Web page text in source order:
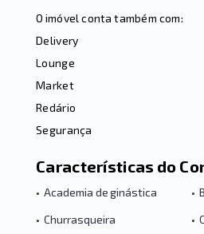
O imóvel conta também com:
Delivery
Lounge
Market
Redário
Segurança
Características do
• Academia de ginástica •
• Churrasqueira •